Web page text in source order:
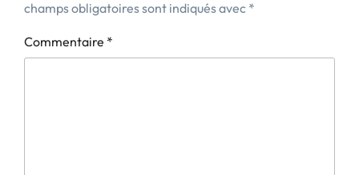
champs obligatoires sont indiqués avec *
Commentaire *